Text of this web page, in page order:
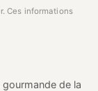
Ces informations
de la